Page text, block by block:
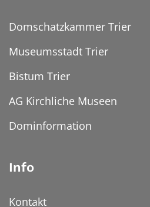
Domschatzkammer Trier
Museumsstadt Trier
Bistum Trier
AG Kirchliche Museen
Dominformation
Info
Kontakt